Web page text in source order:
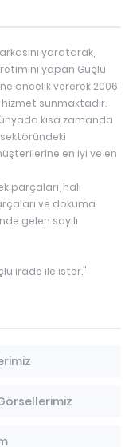
yaratarak,
yapan Güçlü
öncelik vererek 2006
sunmaktadır.
kısa zamanda
en iyi ve en
parçaları, halı
ve dokuma
gelen sayılı
irade ile ister."